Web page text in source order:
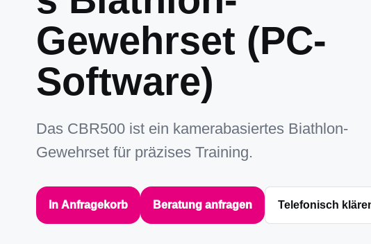
Gewehrset (PC-
Software)
Das CBR500 ist ein kamerabasiertes Biathlon-
Gewehrset für präzises Training.
In Anfragekorb Beratung anfragen Telefonisch